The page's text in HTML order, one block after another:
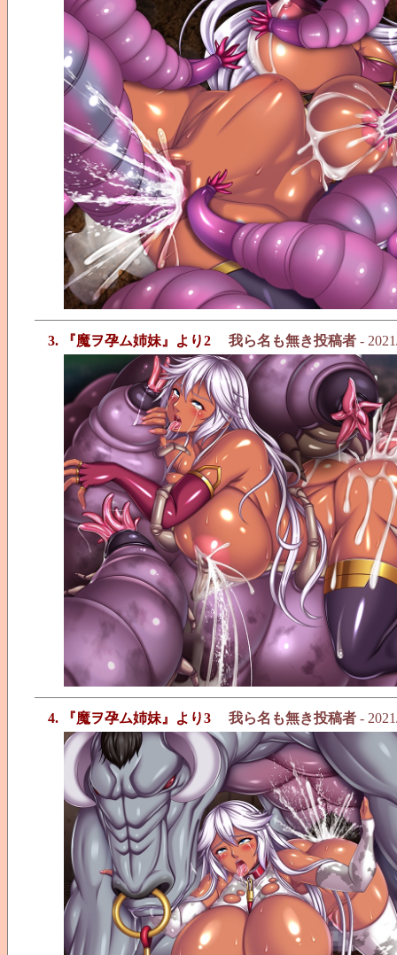
3. 『魔ヲ孕ム姉妹』より2 我ら名も無き投稿者 -
4. 『魔ヲ孕ム姉妹』より3 我ら名も無き投稿者 -